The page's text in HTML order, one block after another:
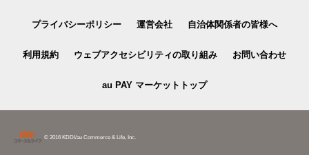
プライバシーポリシー 運営会社 自治体関係者の皆様へ
利用規約 ウェブアクセシビリティの取り組み お問い合わせ
au PAY マーケットトップ
© 2016 KDDI/au Commerce & Life, Inc.